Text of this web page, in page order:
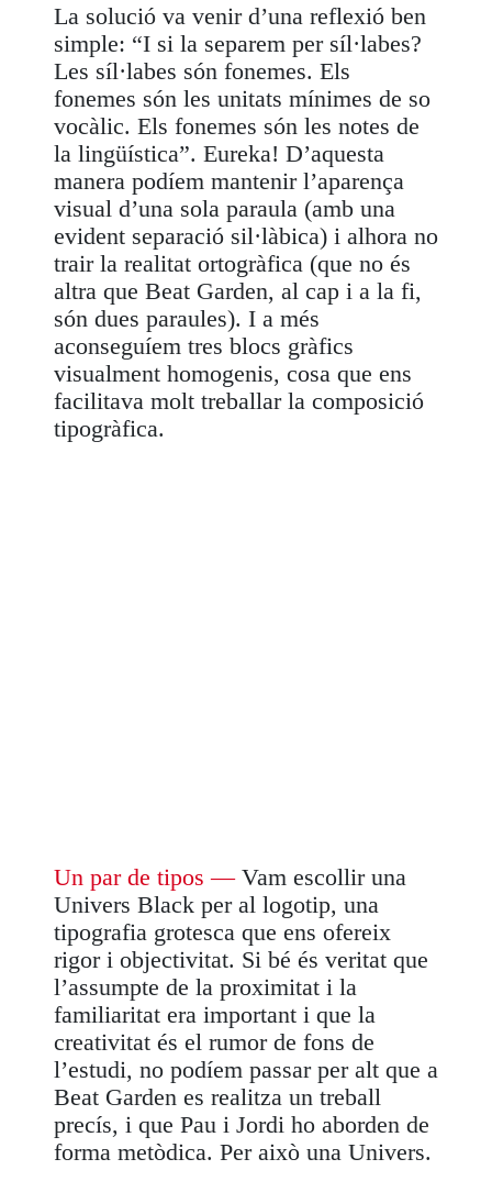
La solució va venir d’una reflexió ben
simple: “I si la separem per síl·labes?
Les síl·labes són fonemes. Els
fonemes són les unitats mínimes de so
vocàlic. Els fonemes són les notes de
la lingüística”. Eureka! D’aquesta
manera podíem mantenir l’aparença
visual d’una sola paraula (amb una
evident separació sil·làbica) i alhora no
trair la realitat ortogràfica (que no és
altra que Beat Garden, al cap i a la fi,
són dues paraules). I a més
aconseguíem tres blocs gràfics
visualment homogenis, cosa que ens
facilitava molt treballar la composició
tipogràfica.
Un par de tipos —Vam escollir una
Univers Black per al logotip, una
tipografia grotesca que ens ofereix
rigor i objectivitat. Si bé és veritat que
l’assumpte de la proximitat i la
familiaritat era important i que la
creativitat és el rumor de fons de
l’estudi, no podíem passar per alt que a
Beat Garden es realitza un treball
precís, i que Pau i Jordi ho aborden de
forma metòdica. Per això una Univers.